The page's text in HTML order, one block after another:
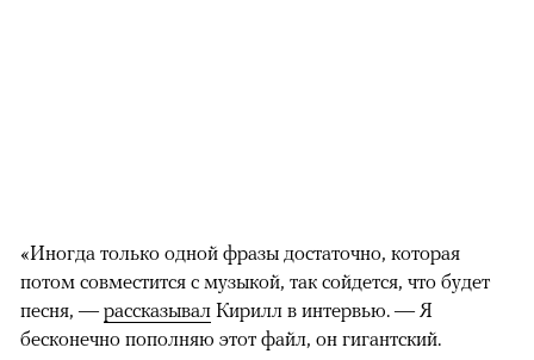
«Иногда только одной фразы достаточно, которая
потом совместится с музыкой, так сойдется, что будет
песня, — рассказывал Кирилл в интервью. — Я
бесконечно пополняю этот файл, он гигантский.